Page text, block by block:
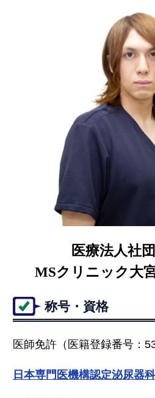
医療法人社
MSクリニック大
称号・資格
医師免許（医籍登録番号：
日本専門医機構認定泌尿器